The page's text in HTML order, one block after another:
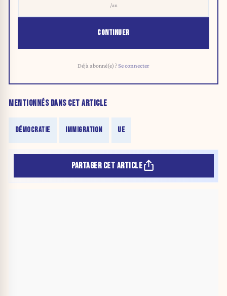
/an
CONTINUER
Déjà abonné(e) ?Se connecter
MENTIONNÉS DANS CET ARTICLE
DÉMOCRATIE IMMIGRATION UE
PARTAGER CET ARTICLE